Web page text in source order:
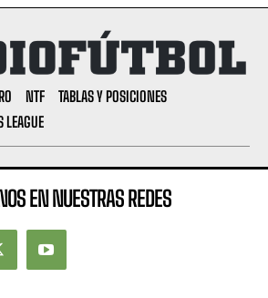
NTF
TABLAS Y POSICIONES
EN NUESTRAS REDES